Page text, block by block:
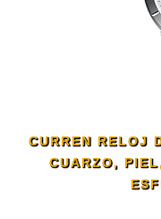
CURREN RELOJ
CUARZO,